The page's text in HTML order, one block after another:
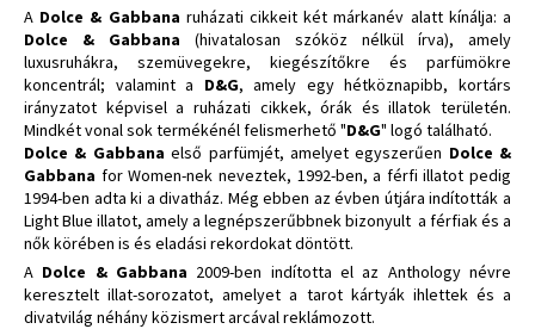
A Dolce & Gabbana ruházati cikkeit két márkanév alatt kínálja: a
Dolce & Gabbana (hivatalosan szóköz nélkül írva), amely
luxusruhákra, szemüvegekre, kiegészítőkre és parfümökre
koncentrál; valamint a D&G, amely egy hétköznapibb, kortárs
irányzatot képvisel a ruházati cikkek, órák és illatok területén.
Mindkét vonal sok termékénél felismerhető "D&G" logó található.
Dolce & Gabbana első parfümjét, amelyet egyszerűen Dolce &
Gabbana for Women-nek neveztek, 1992-ben, a férfi illatot pedig
1994-ben adta ki a divatház. Még ebben az évben útjára indították a
Light Blue illatot, amely a legnépszerűbbnek bizonyult a férfiak és a
nők körében is és eladási rekordokat döntött.
A Dolce & Gabbana 2009-ben indította el az Anthology névre
keresztelt illat-sorozatot, amelyet a tarot kártyák ihlettek és a
divatvilág néhány közismert arcával reklámozott.